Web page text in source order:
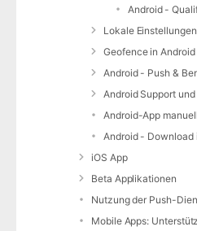
Lokale Einstellungen
Geofence in Android
iOS App
Beta Applikationen